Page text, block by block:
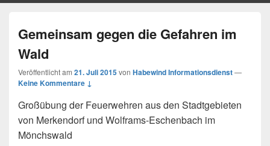
Gemeinsam gegen die Gefahren im
Wald
Veröffentlicht am 21. Juli 2015von Habewind Informationsdienst—
Keine Kommentare ↓
Großübung der Feuerwehren aus den Stadtgebieten
von Merkendorf und Wolframs-Eschenbach im
Mönchswald